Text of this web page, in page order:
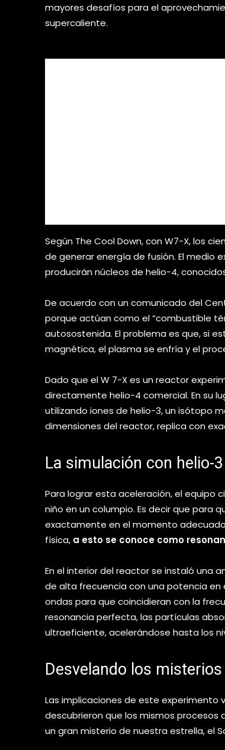
mayores desafíos para el
supercaliente.
Según The Cool Down, con W7-X, los
de generar energía de fusión. El medio
producirán núcleos de helio-4,
De acuerdo con un comunicado del
porque actúan como el “combustible
autosostenida. El problema es que, si
magnética, el plasma se enfría y el
Dado que el W 7-X es un reactor
directamente helio-4 comercial. En su
utilizando iones de helio-3, un isótopo
dimensiones del reactor, replica con
La simulación con helio-3
Para lograr esta aceleración, el equipo
niño en un columpio. Es decir que para
exactamente en el momento
física, a esto se conoce como
En el interior del reactor se instaló una
de alta frecuencia con una potencia en
ondas para que coincidieran con la
resonancia perfecta, las partículas
ultraeficiente, acelerándose hasta los
Desvelando los
Las implicaciones de este experimento
descubrieron que los mismos procesos
un gran misterio de nuestra estrella, el